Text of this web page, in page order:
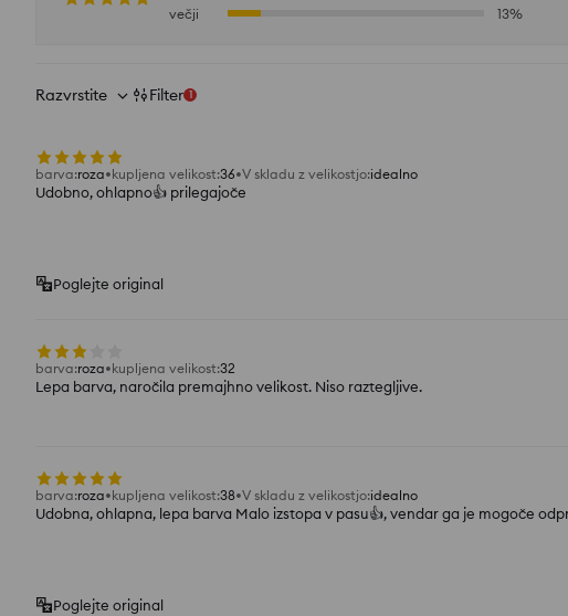
večji
13%
Razvrstite Filter 1
barva:roza kupljena velikost:36 V skladu z velikostjo:idealno
Udobno, ohlapno👍 prilegajoče
Poglejte original
barva:roza kupljena velikost:32
Lepa barva, naročila premajhno velikost. Niso raztegljive.
barva:roza kupljena velikost:38 V skladu z velikostjo:idealno
Udobna, ohlapna, lepa barva Malo izstopa v pasu👍, vendar ga je mogoče
Poglejte original